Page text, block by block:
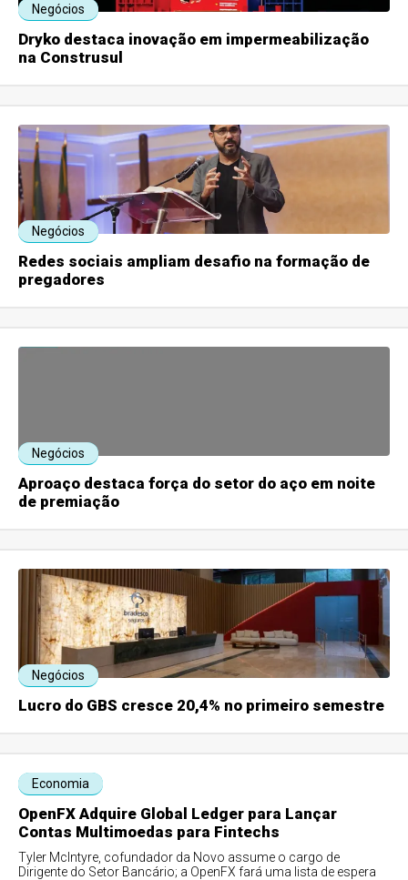
Negócios
Dryko destaca inovação em impermeabilização
na Construsul
Negócios
Redes sociais ampliam desafio na formação de
pregadores
Negócios
Aproaço destaca força do setor do aço em noite
de premiação
Negócios
Lucro do GBS cresce 20,4% no primeiro semestre
Economia
OpenFX Adquire Global Ledger para Lançar
Contas Multimoedas para Fintechs
Tyler McIntyre, cofundador da Novo assume o cargo de
Dirigente do Setor Bancário; a OpenFX fará uma lista de espera